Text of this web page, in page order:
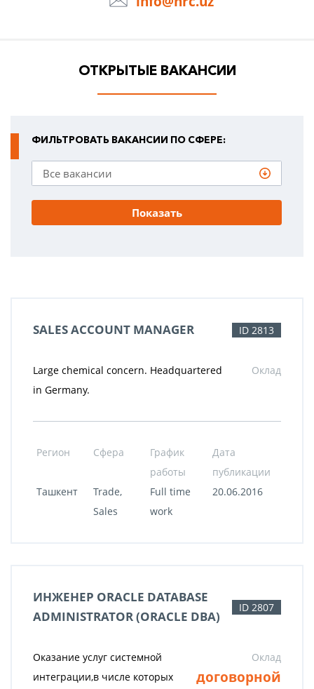
ОТКРЫТЫЕ ВАКАНСИИ
ФИЛЬТРОВАТЬ ВАКАНСИИ ПО СФЕРЕ:
Показать
SALES ACCOUNT MANAGER ID 2813
Large chemical concern. Headquartered
in Germany.
Оклад
Регион Сфера
График
работы
Дата
публикации
Ташкент
Trade,
Sales
Full time
work
20.06.2016
ИНЖЕНЕР ORACLE DATABASE
ADMINISTRATOR (ORACLE DBA)
ID 2807
Оказание услуг системной
интеграции,в числе которых
Оклад
договорной